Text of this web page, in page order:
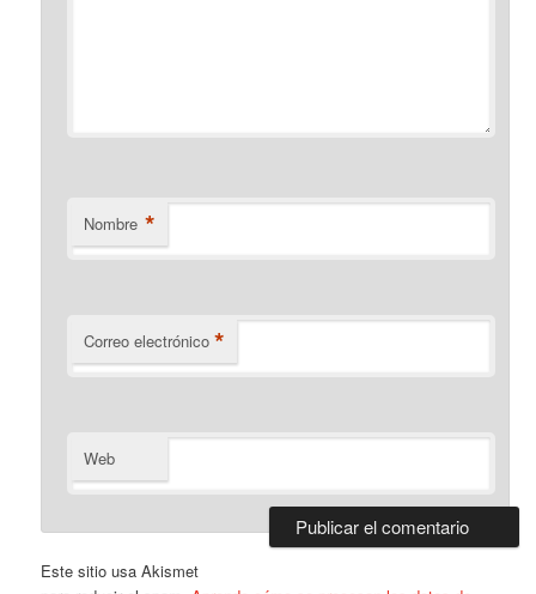
Nombre *
Correo electrónico *
Web
Este sitio usa Akismet